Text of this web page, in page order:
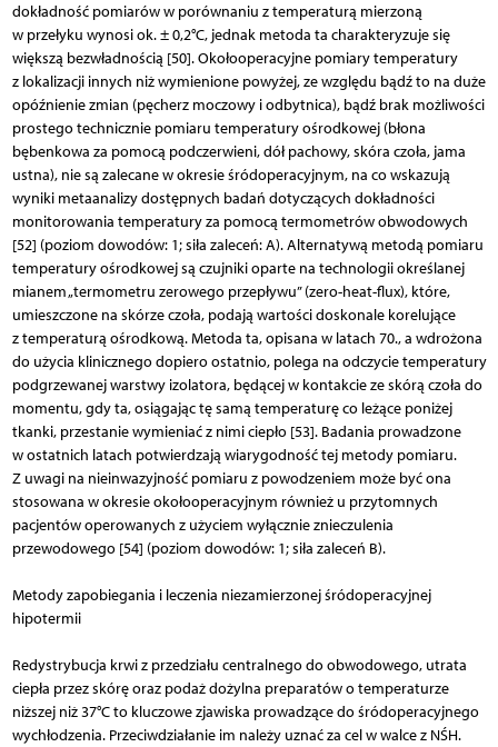
dokładność pomiarów w porównaniu z temperaturą mierzoną
w przełyku wynosi ok. ± 0,2°C, jednak metoda ta charakteryzuje się
większą bezwładnością [50]. Okołooperacyjne pomiary temperatury
z lokalizacji innych niż wymienione powyżej, ze względu bądź to na duże
opóźnienie zmian (pęcherz moczowy i odbytnica), bądź brak możliwości
prostego technicznie pomiaru temperatury ośrodkowej (błona
bębenkowa za pomocą podczerwieni, dół pachowy, skóra czoła, jama
ustna), nie są zalecane w okresie śródoperacyjnym, na co wskazują
wyniki metaanalizy dostępnych badań dotyczących dokładności
monitorowania temperatury za pomocą termometrów obwodowych
[52] (poziom dowodów: 1; siła zaleceń: A). Alternatywą metodą pomiaru
temperatury ośrodkowej są czujniki oparte na technologii określanej
mianem „termometru zerowego przepływu” (zero-heat-flux), które,
umieszczone na skórze czoła, podają wartości doskonale korelujące
z temperaturą ośrodkową. Metoda ta, opisana w latach 70., a wdrożona
do użycia klinicznego dopiero ostatnio, polega na odczycie temperatury
podgrzewanej warstwy izolatora, będącej w kontakcie ze skórą czoła do
momentu, gdy ta, osiągając tę samą temperaturę co leżące poniżej
tkanki, przestanie wymieniać z nimi ciepło [53]. Badania prowadzone
w ostatnich latach potwierdzają wiarygodność tej metody pomiaru.
Z uwagi na nieinwazyjność pomiaru z powodzeniem może być ona
stosowana w okresie okołooperacyjnym również u przytomnych
pacjentów operowanych z użyciem wyłącznie znieczulenia
przewodowego [54] (poziom dowodów: 1; siła zaleceń B).
Metody zapobiegania i leczenia niezamierzonej śródoperacyjnej
hipotermii
Redystrybucja krwi z przedziału centralnego do obwodowego, utrata
ciepła przez skórę oraz podaż dożylna preparatów o temperaturze
niższej niż 37°C to kluczowe zjawiska prowadzące do śród­operacyjnego
wychłodzenia. Przeciwdziałanie im należy uznać za cel w walce z NŚH.